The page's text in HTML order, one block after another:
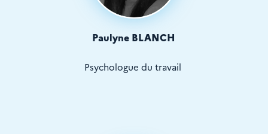
Paulyne BLANCH
Psychologue du travail